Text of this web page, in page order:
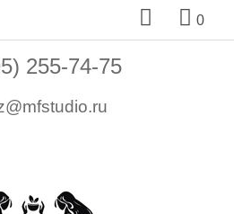
  0
255-74-75